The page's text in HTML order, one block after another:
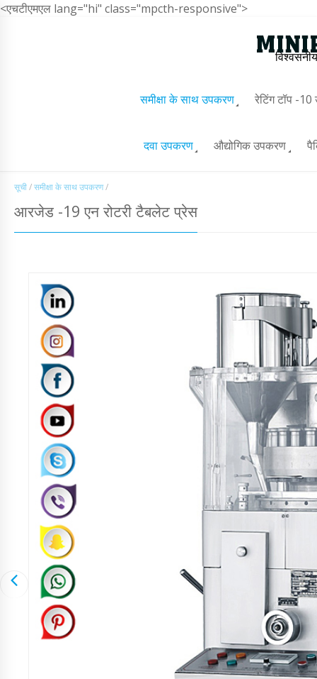
<एचटीएमएल lang="hi" class="mpcth-responsive">
समीक्षा के साथ उपकरण रेटिंग टॉप -
दवा उपकरण औद्योगिक उपकरण
सूची/समीक्षा के साथ उपकरण/
आरजेड -19 एन रोटरी टैबलेट प्रेस